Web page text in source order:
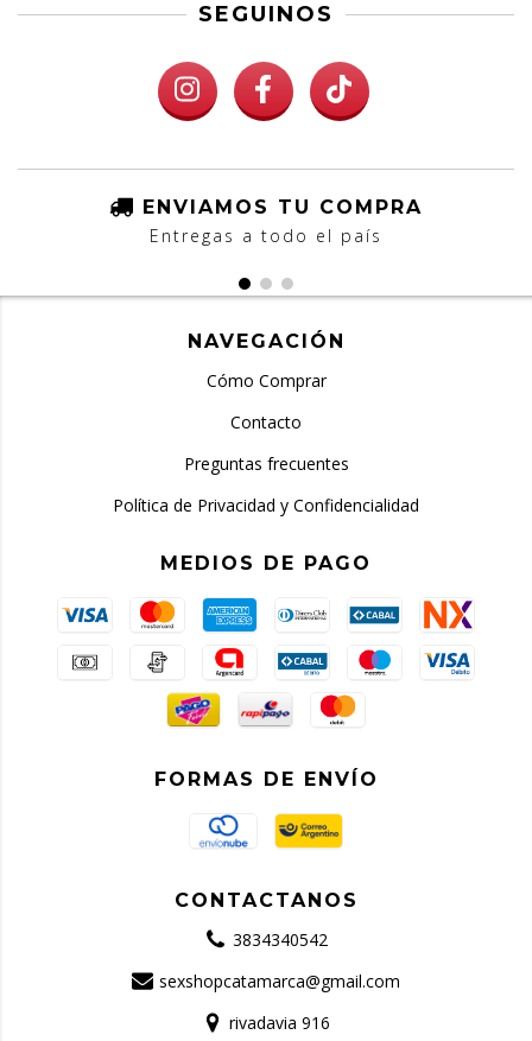
SEGUINOS
ENVIAMOS TU COMPRA
Entregas a todo el país
NAVEGACIÓN
Cómo Comprar
Contacto
Preguntas frecuentes
Política de Privacidad y Confidencialidad
MEDIOS DE PAGO
FORMAS DE ENVÍO
CONTACTANOS
3834340542
sexshopcatamarca@gmail.com
rivadavia 916